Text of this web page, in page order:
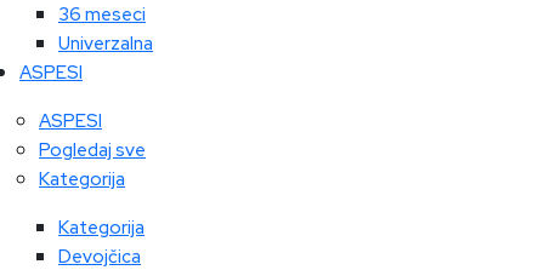
36 meseci
Univerzalna
ASPESI
ASPESI
Pogledaj sve
Kategorija
Kategorija
Devojčica